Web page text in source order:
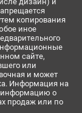
копирования
иное
сайте,
или
и может
Информация на
информацию о
продаж или по